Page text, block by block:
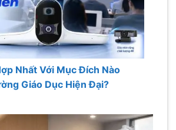
Nhất Với Mục Đích Nào
Giáo Dục Hiện Đại?